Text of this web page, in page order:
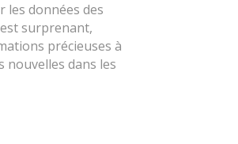
les données des
surprenant,
précieuses à
nouvelles dans les